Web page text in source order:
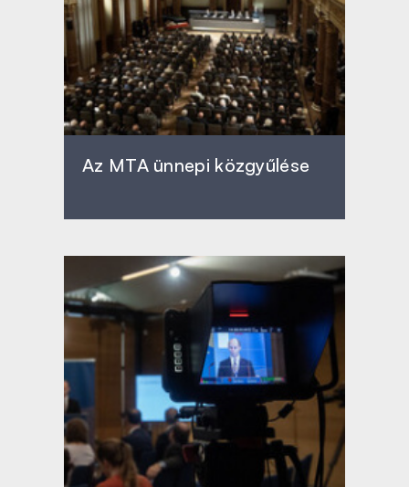
Az MTA ünnepi közgyűlése